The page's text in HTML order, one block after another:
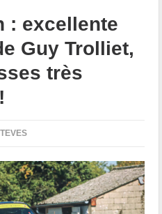
: excellente
Guy Trolliet,
très